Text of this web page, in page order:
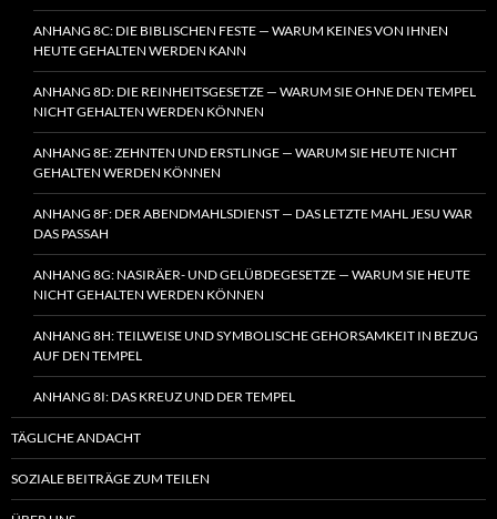
ANHANG 8C: DIE BIBLISCHEN FESTE — WARUM KEINES VON IHNEN
HEUTE GEHALTEN WERDEN KANN
ANHANG 8D: DIE REINHEITSGESETZE — WARUM SIE OHNE DEN TEMPEL
NICHT GEHALTEN WERDEN KÖNNEN
ANHANG 8E: ZEHNTEN UND ERSTLINGE — WARUM SIE HEUTE NICHT
GEHALTEN WERDEN KÖNNEN
ANHANG 8F: DER ABENDMAHLSDIENST — DAS LETZTE MAHL JESU WAR
DAS PASSAH
ANHANG 8G: NASIRÄER- UND GELÜBDEGESETZE — WARUM SIE HEUTE
NICHT GEHALTEN WERDEN KÖNNEN
ANHANG 8H: TEILWEISE UND SYMBOLISCHE GEHORSAMKEIT IN BEZUG
AUF DEN TEMPEL
ANHANG 8I: DAS KREUZ UND DER TEMPEL
TÄGLICHE ANDACHT
SOZIALE BEITRÄGE ZUM TEILEN